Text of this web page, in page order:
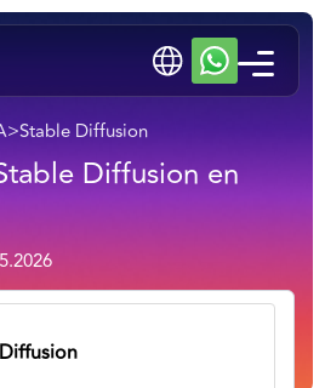
>Stable Diffusion
Diffusion en